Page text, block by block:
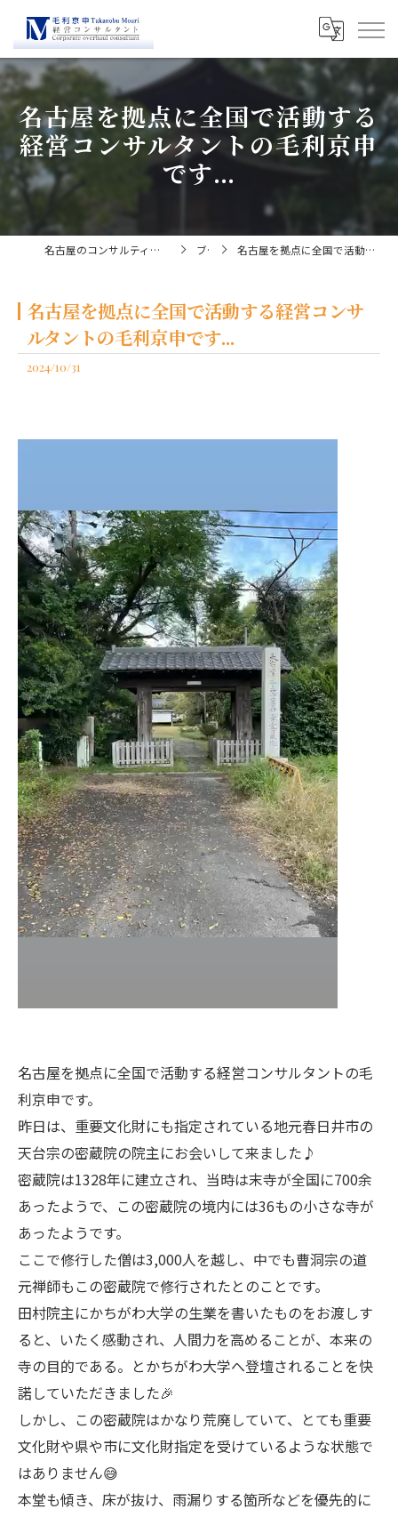
名古屋を拠点に全国で活動する
経営コンサルタントの毛利京申
です...
名古屋のコンサルティングなら経営コンサルタント毛利京申 ブログ 名古屋を拠点に全国で活動する経営コンサルタントの毛利京申です...
名古屋を拠点に全国で活動する経営コンサ
ルタントの毛利京申です...
2024/10/31
名古屋を拠点に全国で活動する経営コンサルタントの毛
利京申です。
昨日は、重要文化財にも指定されている地元春日井市の
天台宗の密蔵院の院主にお会いして来ました♪
密蔵院は1328年に建立され、当時は末寺が全国に700余
あったようで、この密蔵院の境内には36もの小さな寺が
あったようです。
ここで修行した僧は3,000人を越し、中でも曹洞宗の道
元禅師もこの密蔵院で修行されたとのことです。
田村院主にかちがわ大学の生業を書いたものをお渡しす
ると、いたく感動され、人間力を高めることが、本来の
寺の目的である。とかちがわ大学へ登壇されることを快
諾していただきました🎉
しかし、この密蔵院はかなり荒廃していて、とても重要
文化財や県や市に文化財指定を受けているような状態で
はありません😅
本堂も傾き、床が抜け、雨漏りする箇所などを優先的に